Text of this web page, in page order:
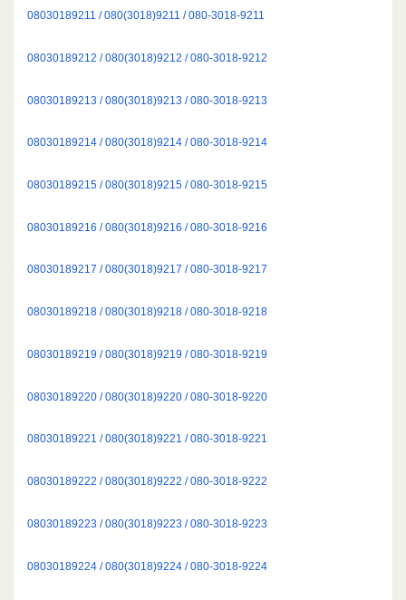
08030189211 / 080(3018)9211 / 080-3018-9211
08030189212 / 080(3018)9212 / 080-3018-9212
08030189213 / 080(3018)9213 / 080-3018-9213
08030189214 / 080(3018)9214 / 080-3018-9214
08030189215 / 080(3018)9215 / 080-3018-9215
08030189216 / 080(3018)9216 / 080-3018-9216
08030189217 / 080(3018)9217 / 080-3018-9217
08030189218 / 080(3018)9218 / 080-3018-9218
08030189219 / 080(3018)9219 / 080-3018-9219
08030189220 / 080(3018)9220 / 080-3018-9220
08030189221 / 080(3018)9221 / 080-3018-9221
08030189222 / 080(3018)9222 / 080-3018-9222
08030189223 / 080(3018)9223 / 080-3018-9223
08030189224 / 080(3018)9224 / 080-3018-9224